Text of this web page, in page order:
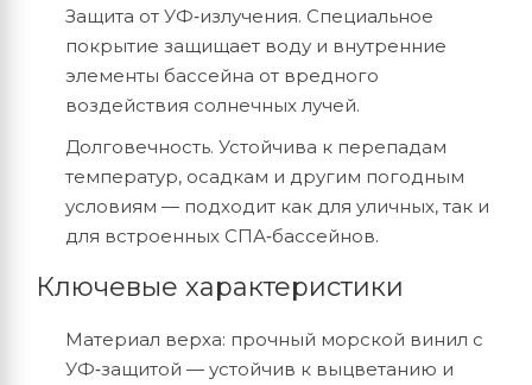
Защита от УФ‑излучения. Специальное
покрытие защищает воду и внутренние
элементы бассейна от вредного
воздействия солнечных лучей.
Долговечность. Устойчива к перепадам
температур, осадкам и другим погодным
условиям — подходит как для уличных, так и
для встроенных СПА‑бассейнов.
Ключевые характеристики
Материал верха: прочный морской винил с
УФ‑защитой — устойчив к выцветанию и